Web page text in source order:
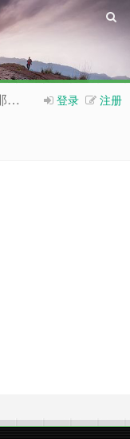
登录 注册
那是从何处传来的钟声呢？偶尔听到那钟声，平添一份喜悦与向往之情。